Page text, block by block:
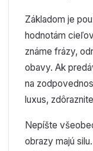
Základom je
hodnotám
známe frázy,
obavy. Ak
na
luxus,
Nepíšte
obrazy majú